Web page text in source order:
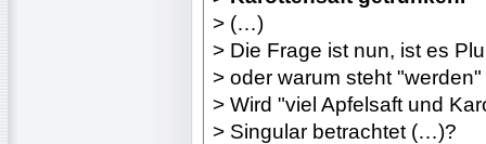
> (…)
> Die Frage ist nun, ist es
> oder warum steht
> Wird "viel Apfelsaft und
> Singular betrachtet (…)?